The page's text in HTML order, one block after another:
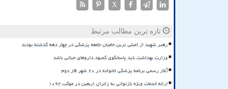
X
تازه ترین مطالب مرتبط
رهبر شهید از اصلی ترین حامیان جامعه پزشکی در چهار دهه گذشته بودند
وزارت بهداشت باید پاسخگوی کمبود داروهای حیاتی باشد
آغاز رسمی برنامه پزشکی خانواده در ۲۰ شهر فاز دوم
ارائه خدمات ویژه بازتوانی به زائران اربعین در موکب ۱۰۹۲